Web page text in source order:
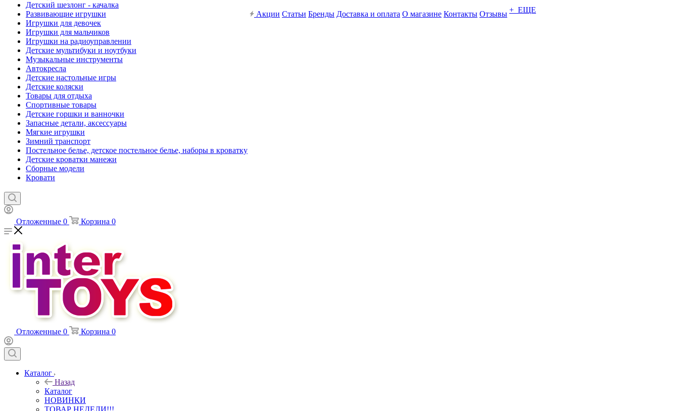
Детский шезлонг - качалка
Развивающие игрушки
Игрушки для девочек
Игрушки для мальчиков
Игрушки на радиоуправлении
Детские мультибуки и ноутбуки
Музыкальные инструменты
Автокресла
Детские настольные игры
Детские коляски
Товары для отдыха
Спортивные товары
Детские горшки и ванночки
Запасные детали, аксессуары
Мягкие игрушки
Зимний транспорт
Постельное белье, детское постельное белье, наборы в кроватку
Детские кроватки манежи
Сборные модели
Кровати
Акции Статьи Бренды Доставка и оплата О магазине Контакты Отзывы + ЕЩЕ
Отложенные 0 Корзина 0
Отложенные 0 Корзина 0
Каталог
Назад
Каталог
НОВИНКИ
ТОВАР НЕДЕЛИ!!!